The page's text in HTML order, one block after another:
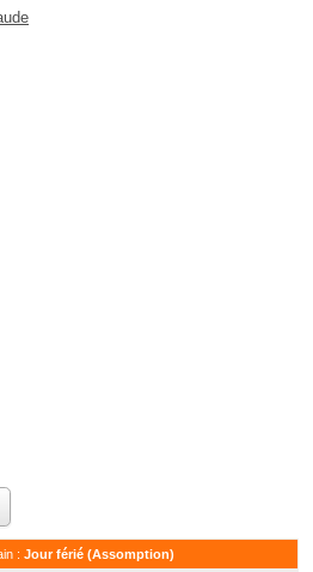
: Jour férié (Assomption)